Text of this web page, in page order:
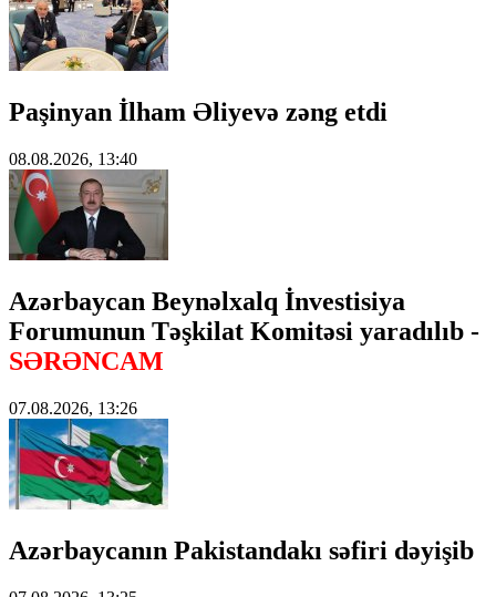
Paşinyan İlham Əliyevə zəng etdi
08.08.2026, 13:40
Azərbaycan Beynəlxalq İnvestisiya
Forumunun Təşkilat Komitəsi yaradılıb -
SƏRƏNCAM
07.08.2026, 13:26
Azərbaycanın Pakistandakı səfiri dəyişib